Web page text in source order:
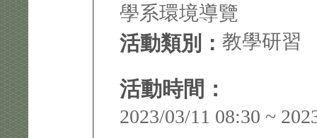
學系環境導覽
活動類別： 教學研習
活動時間：
2023/03/11 08:30 ~